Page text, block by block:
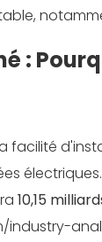
:
facilité
10,15
industry-